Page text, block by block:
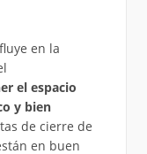
en la
el espacio
y bien
de cierre de
en buen